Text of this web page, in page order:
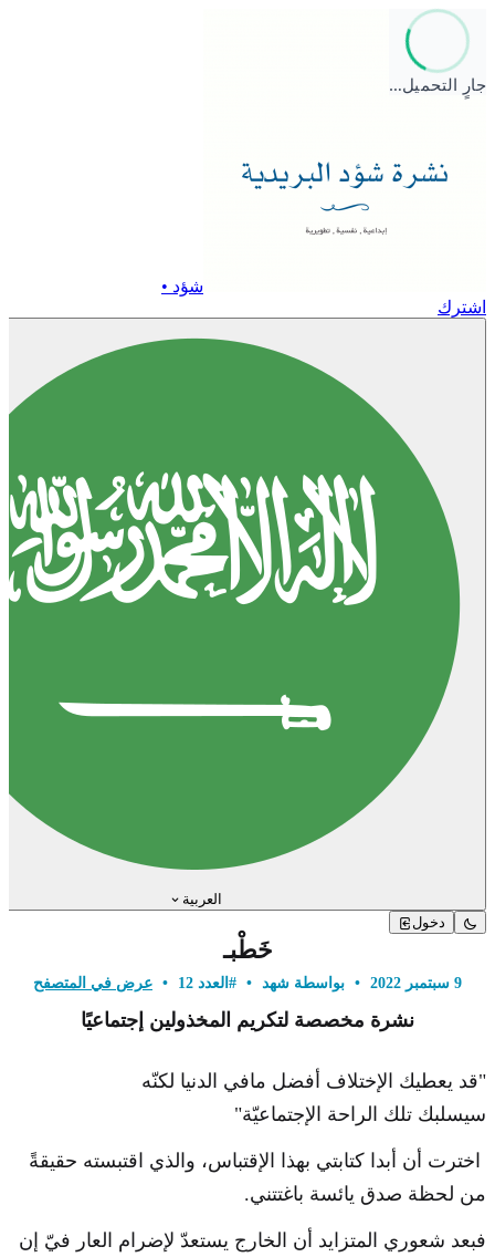
جارٍ التحميل…
شؤد •
اشترك
العربية
دخول
خَطْبـ
9 سبتمبر 2022 • بواسطة شهد • #العدد 12 • عرض في المتصفح
نشرة مخصصة لتكريم المخذولين إجتماعيًا
"قد يعطيك الإختلاف أفضل مافي الدنيا لكنّه
سيسلبك تلك الراحة الإجتماعيّة"
اخترت أن أبدا كتابتي بهذا الإقتباس، والذي اقتبسته حقيقةً
من لحظة صدق يائسة باغتتني.
فبعد شعوري المتزايد أن الخارج يستعدّ لإضرام العار فيّ إن